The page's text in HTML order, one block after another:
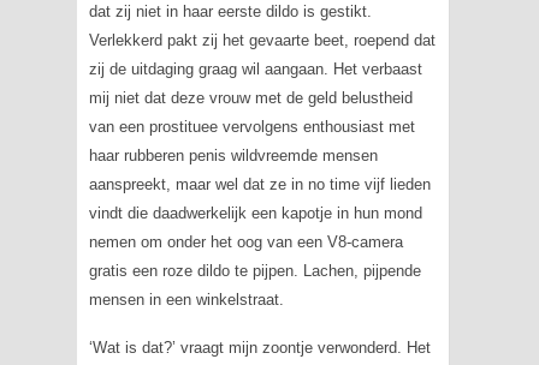
dat zij niet in haar eerste dildo is gestikt.
Verlekkerd pakt zij het gevaarte beet, roepend dat
zij de uitdaging graag wil aangaan. Het verbaast
mij niet dat deze vrouw met de geld belustheid
van een prostituee vervolgens enthousiast met
haar rubberen penis wildvreemde mensen
aanspreekt, maar wel dat ze in no timevijf lieden
vindt die daadwerkelijk een kapotje in hun mond
nemen om onder het oog van een V8-camera
gratis een roze dildo te pijpen. Lachen, pijpende
mensen in een winkelstraat.
‘Wat is dat?’ vraagt mijn zoontje verwonderd. Het